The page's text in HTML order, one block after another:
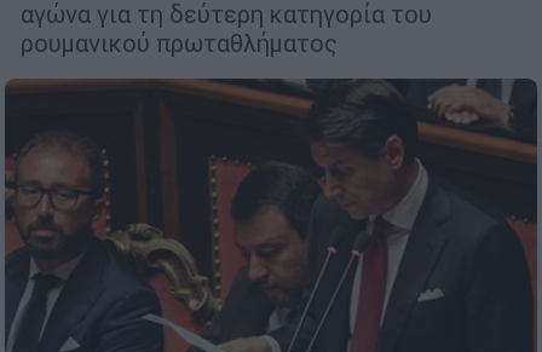
αγώνα για τη δεύτερη κατηγορία του
ρουμανικού πρωταθλήματος